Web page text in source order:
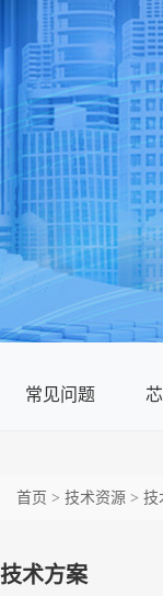
常见问题
首页 > 技术资源 > 技
技术方案